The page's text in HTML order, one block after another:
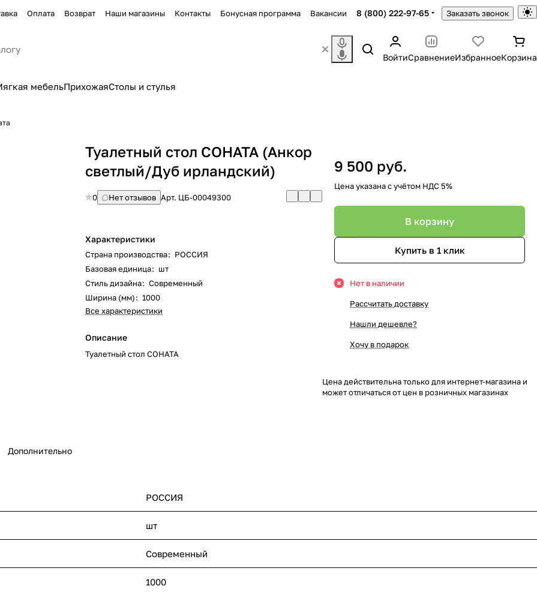
Оплата Возврат Наши магазины Контакты Бонусная программа Вакансии 8 (800) 222-97-65 Заказать звонок
ВойтиСравнениеИзбранноеКорзина
мебельПрихожаяСтолы и стулья
Туалетный стол СОНАТА (Анкор
светлый/Дуб ирландский)
0 Нет отзывов Арт. ЦБ-00049300
Характеристики
Страна производства: РОССИЯ
Базовая единица: шт
Стиль дизайна: Современный
Ширина (мм): 1000
Все характеристики
Описание
Туалетный стол СОНАТА
9 500 руб.
Цена указана с учётом НДС 5%
В корзину
Купить в 1 клик
Нет в наличии
Рассчитать доставку
Нашли дешевле?
Хочу в подарок
Цена действительна только для интернет-магазина и
может отличаться от цен в розничных магазинах
Дополнительно
РОССИЯ
шт
Современный
1000